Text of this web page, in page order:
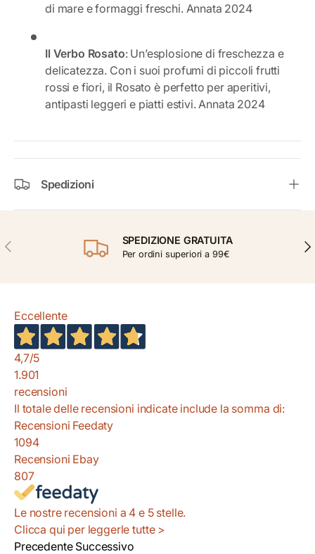
di mare e formaggi freschi. Annata 2024
Il Verbo Rosato: Un’esplosione di freschezza e
delicatezza. Con i suoi profumi di piccoli frutti
rossi e fiori, il Rosato è perfetto per aperitivi,
antipasti leggeri e piatti estivi. Annata 2024
Spedizioni
INDIETRO SPEDIZIONE GRATUITA
Per ordini superiori a 99€
Eccellente
4,7/5
1.901
recensioni
Il totale delle recensioni indicate include la somma di:
Recensioni Feedaty
1094
Recensioni Ebay
807
Le nostre recensioni a 4 e 5 stelle.
Clicca qui per leggerle tutte >
Precedente Successivo